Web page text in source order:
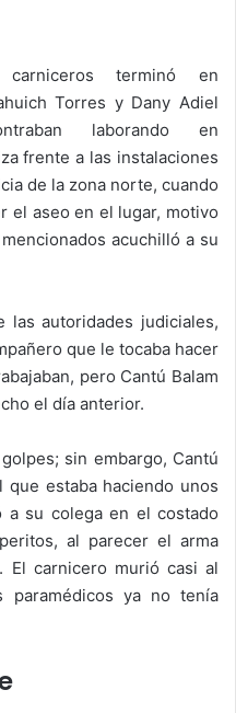
terminó en
Torres y Dany Adiel
laborando en
frente a las instalaciones
de la zona norte, cuando
el aseo en el lugar, motivo
acuchilló a su
autoridades judiciales,
que le tocaba hacer
pero Cantú Balam
el día anterior.
sin embargo, Cantú
estaba haciendo unos
su colega en el costado
al parecer el arma
El carnicero murió casi al
paramédicos ya no tenía